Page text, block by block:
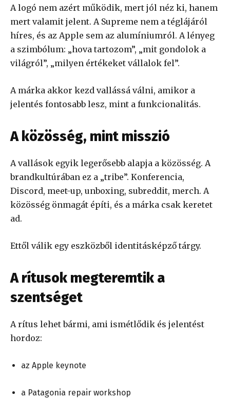
A logó nem azért működik, mert jól néz ki, hanem
mert valamit jelent. A Supreme nem a téglájáról
híres, és az Apple sem az alumíniumról. A lényeg
a szimbólum: „hova tartozom”, „mit gondolok a
világról”, „milyen értékeket vállalok fel”.
A márka akkor kezd vallássá válni, amikor a
jelentés fontosabb lesz, mint a funkcionalitás.
A közösség, mint misszió
A vallások egyik legerősebb alapja a közösség. A
brandkultúrában ez a „tribe”. Konferencia,
Discord, meet-up, unboxing, subreddit, merch. A
közösség önmagát építi, és a márka csak keretet
ad.
Ettől válik egy eszközből identitásképző tárgy.
A rítusok megteremtik a
szentséget
A rítus lehet bármi, ami ismétlődik és jelentést
hordoz:
az Apple keynote
a Patagonia repair workshop